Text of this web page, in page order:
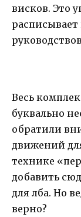
висков. Это
расписывает
Весь
буквально
обратили
движений
технике
добавить
для лба. Но
верно?